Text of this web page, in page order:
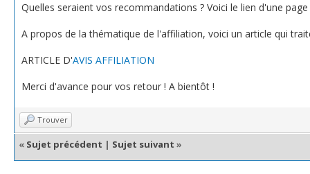
Quelles seraient vos recommandations ? Voici le lien d'une
A propos de la thématique de l'affiliation, voici un article qui
ARTICLE D'AVIS AFFILIATION
Merci d'avance pour vos retour ! A bientôt !
Trouver
« Sujet précédent | Sujet suivant »